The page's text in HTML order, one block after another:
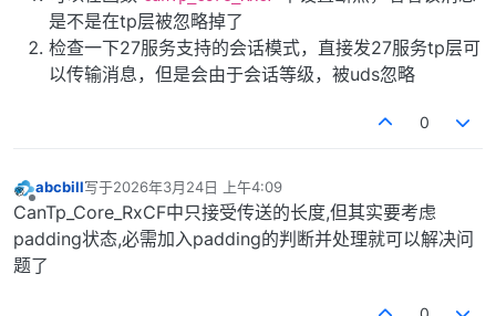
是不是在tp层被忽略掉了
检查一下27服务支持的会话模式，直接发27服务tp层可
以传输消息，但是会由于会话等级，被uds忽略
0
离线
abcbill写于2026年3月24日 上午4:09
最后由 编辑
CanTp_Core_RxCF中只接受传送的长度,但其实要考虑
padding状态,必需加入padding的判断并处理就可以解决问
题了